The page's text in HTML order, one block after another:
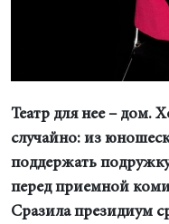
Театр для нее – дом.
случайно: из
поддержать
перед приемной
Сразила президиум